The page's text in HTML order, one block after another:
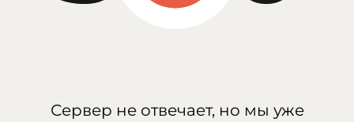
Сервер не отвечает, но мы уже